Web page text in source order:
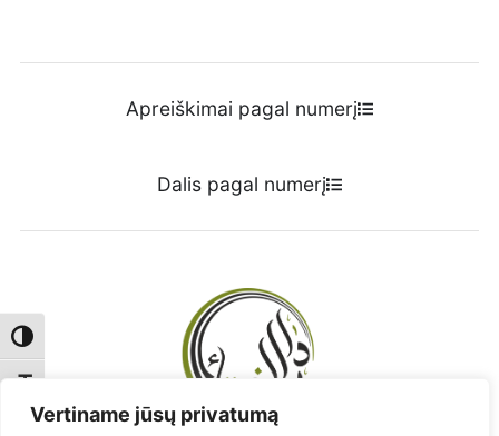
Vertiname jūsų privatumą
Toggle High Contrast
Toggle Font size
Apreiškimai pagal numerį
Dalis pagal numerį